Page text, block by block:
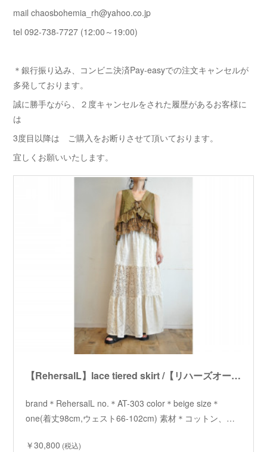
mail chaosbohemia_rh@yahoo.co.jp
tel 092-738-7727 (12:00～19:00)
＊銀行振り込み、コンビニ決済Pay-easyでの注文キャンセルが
多発しております。
誠に勝手ながら、２度キャンセルをされた履歴があるお客様に
は
3度目以降は ご購入をお断りさせて頂いております。
宜しくお願いいたします。
【RehersalL】lace tiered skirt /【リハーズオール】レースティアードスカート
brand＊RehersalL no.＊AT-303 color＊beige size＊
one(着丈98cm,ウェスト66-102cm) 素材＊コットン、…
￥30,800 (税込)